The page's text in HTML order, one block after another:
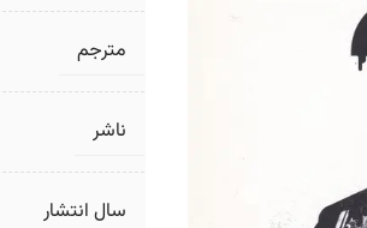
مترجم
ناشر
سال انتشار